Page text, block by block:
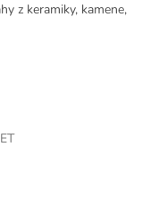
z keramiky, kamene,